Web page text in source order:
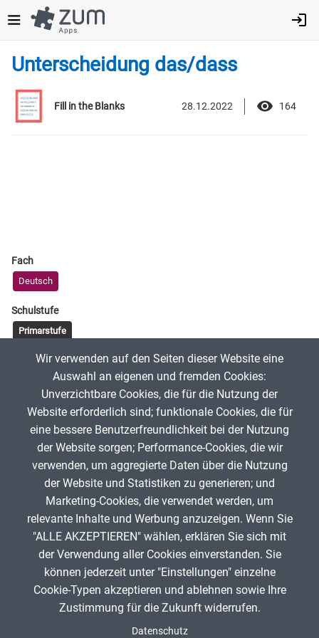
zum
Inhalt
Unterscheidung das/dass
Fill in the Blanks 28.12.2022 164
Fach
Deutsch
Schulstufe
Primarstufe
28. Dezember 2022
App melden
ANZEIGE
Spenden
Impressum
Wir verwenden auf den Seiten dieser Website eine
Auswahl an eigenen und fremden Cookies:
Unverzichtbare Cookies, die für die Nutzung der
Website erforderlich sind; funktionale Cookies, die für
eine bessere Benutzerfreundlichkeit bei der Nutzung
der Website sorgen; Performance-Cookies, die wir
verwenden, um aggregierte Daten über die Nutzung
der Website und Statistiken zu generieren; und
Marketing-Cookies, die verwendet werden, um
relevante Inhalte und Werbung anzuzeigen. Wenn Sie
"ALLE AKZEPTIEREN" wählen, erklären Sie sich mit
der Verwendung aller Cookies einverstanden. Sie
können jederzeit unter "Einstellungen" einzelne
Cookie-Typen akzeptieren und ablehnen sowie Ihre
Zustimmung für die Zukunft widerrufen.
Datenschutz